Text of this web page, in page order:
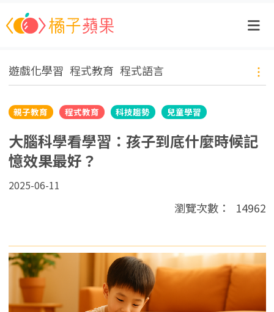
遊戲化學習 程式教育 程式語言
親子教育 程式教育 科技趨勢 兒童學習
大腦科學看學習：孩子到底什麼時候記
憶效果最好？
2025-06-11
瀏覽次數： 14962